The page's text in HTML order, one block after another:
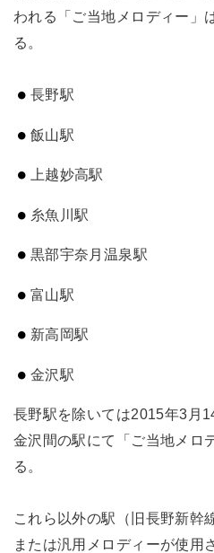
われる「ご当地メロディー」
る。
長野駅
飯山駅
上越妙高駅
糸魚川駅
黒部宇奈月温泉駅
富山駅
新高岡駅
金沢駅
長野駅を除いては2015年3月
金沢間の駅にて「ご当地メロ
る。
これら以外の駅（旧長野新幹
または汎用メロディーが使用